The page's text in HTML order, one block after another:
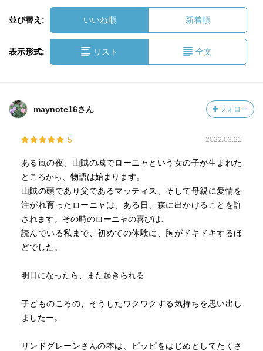
並び替え: いいね順 新着順
表示形式: リスト 全文
maynote16さん フォロー
5 2022.03.21
ある嵐の夜、山賊の城でローニャという女の子が生まれた
ところから、物語は始まります。
山賊の頭であり父であるマッティス、そして母親に愛情を
注がれ育ったローニャは、ある日、森に出かけることを許
されます。その時のローニャの喜びは、
読んでいる私まで、初めての体験に、胸がドキドキするほ
どでした。
明日になったら、また起きられる
子どものころの、そうしたワクワクする気持ちを思い出し
ましたー。
リンドグレーンさんの本は、ピッピをはじめとしてたくさ